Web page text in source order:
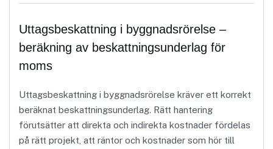
Uttagsbeskattning i byggnadsrörelse –
beräkning av beskattningsunderlag för
moms
Uttagsbeskattning i byggnadsrörelse kräver ett korrekt
beräknat beskattningsunderlag. Rätt hantering
förutsätter att direkta och indirekta kostnader fördelas
på rätt projekt, att räntor och kostnader som hör till